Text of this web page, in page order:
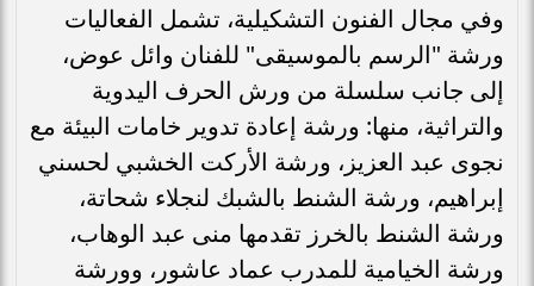
وفي مجال الفنون التشكيلية، تشمل الفعاليات
ورشة "الرسم بالموسيقى" للفنان وائل عوض،
إلى جانب سلسلة من ورش الحرف اليدوية
والتراثية، منها: ورشة إعادة تدوير خامات البيئة مع
نجوى عبد العزيز، ورشة الأركت الخشبي لحسني
إبراهيم، ورشة الشنط بالشبك لنجلاء شحاتة،
ورشة الشنط بالخرز تقدمها منى عبد الوهاب،
ورشة الخيامية للمدرب عماد عاشور، وورشة